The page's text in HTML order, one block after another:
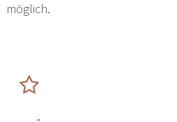
möglich.